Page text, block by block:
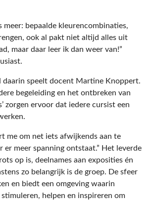
meer: bepaalde kleurencombinaties,
ook al pakt niet altijd alles uit
maar daar leer ik dan weer van!”
daarin speelt docent Martine Knoppert.
begeleiding en het ontbreken van
zorgen ervoor dat iedere cursist een
me om net iets afwijkends aan te
er meer spanning ontstaat.” Het leverde
op is, deelnames aan exposities én
zo belangrijk is de groep. De sfeer
en biedt een omgeving waarin
helpen en inspireren om